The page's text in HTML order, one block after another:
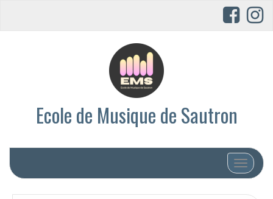
Ecole de Musique de Sautron
Afficher/